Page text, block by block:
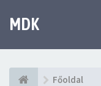
MDK
Főoldal